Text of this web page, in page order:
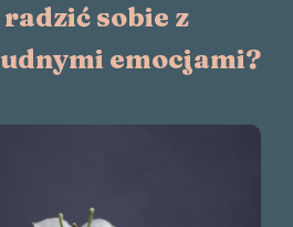
sobie z
emocjami?